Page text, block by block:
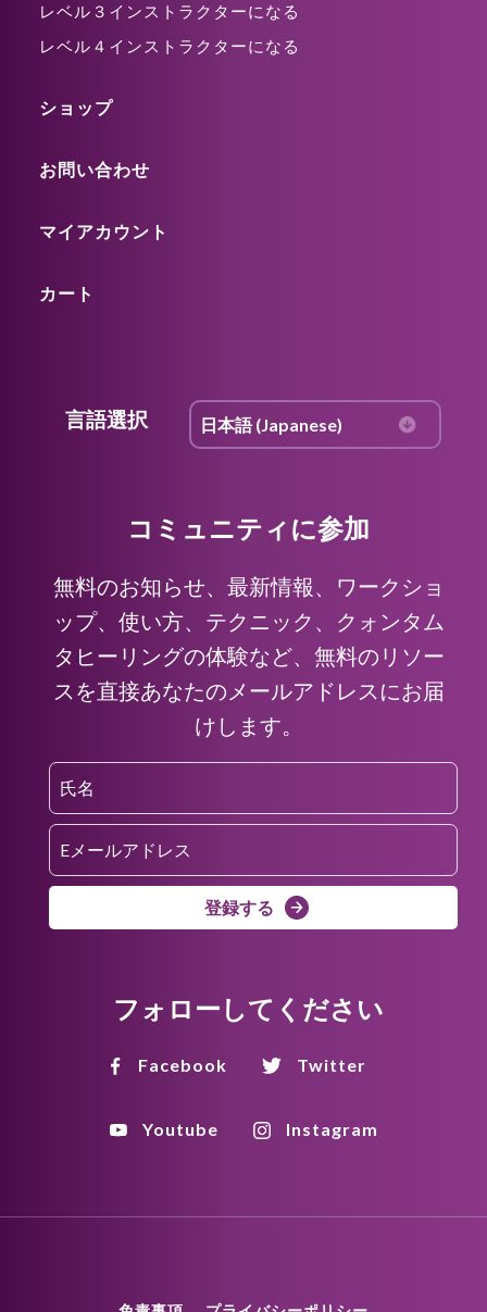
レベル３インストラクターになる
レベル４インストラクターになる
ショップ
お問い合わせ
マイアカウント
カート
言語選択
コミュニティに参加
無料のお知らせ、最新情報、ワークショ
ップ、使い方、テクニック、クォンタム
タヒーリングの体験など、無料のリソー
スを直接あなたのメールアドレスにお届
けします。
登録する
フォローしてください
Facebook Twitter
Youtube Instagram